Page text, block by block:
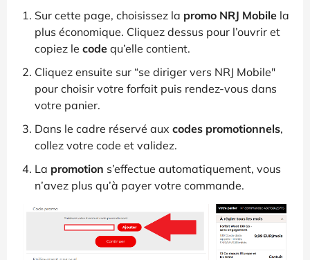
Sur cette page, choisissez la promo NRJ Mobile la
plus économique. Cliquez dessus pour l’ouvrir et
copiez le code qu’elle contient.
Cliquez ensuite sur “se diriger vers NRJ Mobile"
pour choisir votre forfait puis rendez-vous dans
votre panier.
Dans le cadre réservé aux codes promotionnels,
collez votre code et validez.
La promotion s’effectue automatiquement, vous
n’avez plus qu’à payer votre commande.